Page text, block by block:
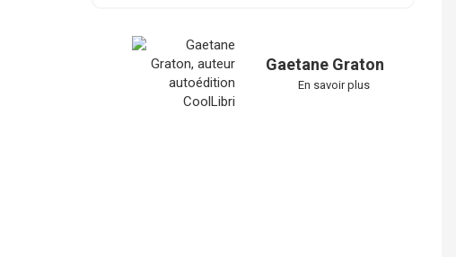
Gaetane Graton
En savoir plus